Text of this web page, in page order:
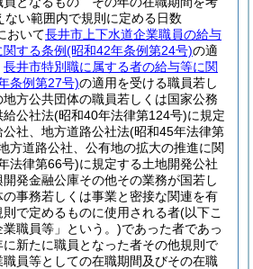
ない範囲内で規則に定める日数
おいて長井市上下水道企業職員の給与
する条例(昭和42年条例第24号)の適
長井市特別職に属する者の給与等に関
条例第27号)の適用を受ける職員若し
地方公共団体の職員若しくは国家公務
給公社法(昭和40年法律第124号)に規定
社、地方道路公社法(昭和45年法律第
方道路公社、公有地の拡大の推進に関
法律第66号)に規定する土地開発公社
発金融公庫その他その業務が国若し
の事務若しくは事業と密接な関連を有
で定めるものに使用される者(以下こ
職員等」という。)であった者であっ
新たに職員となった者その他規則で
員等としての在職期間及びその在職